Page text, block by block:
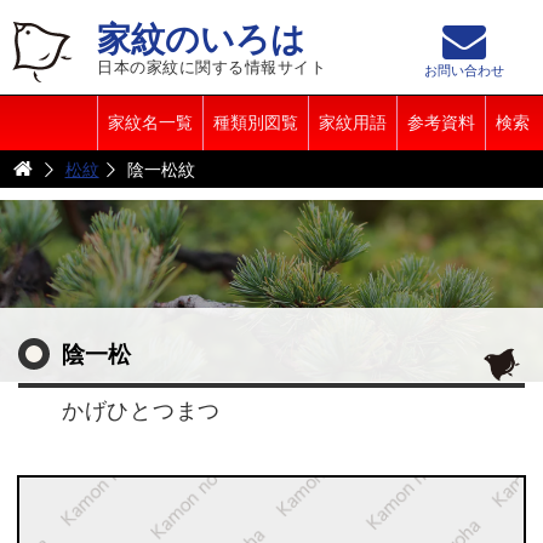
家紋のいろは
日本の家紋に関する情報サイト
家紋名一覧 種類別図覧 家紋用語 参考資料 検索
お問い合わせ
松紋 陰一松紋
陰一松
かげひとつまつ